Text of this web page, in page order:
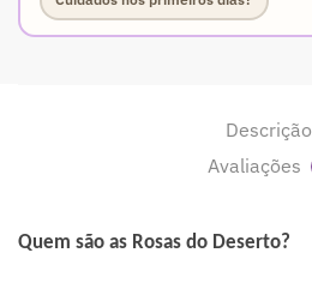
Descrição
Avaliações
Quem são as Rosas do Deserto?